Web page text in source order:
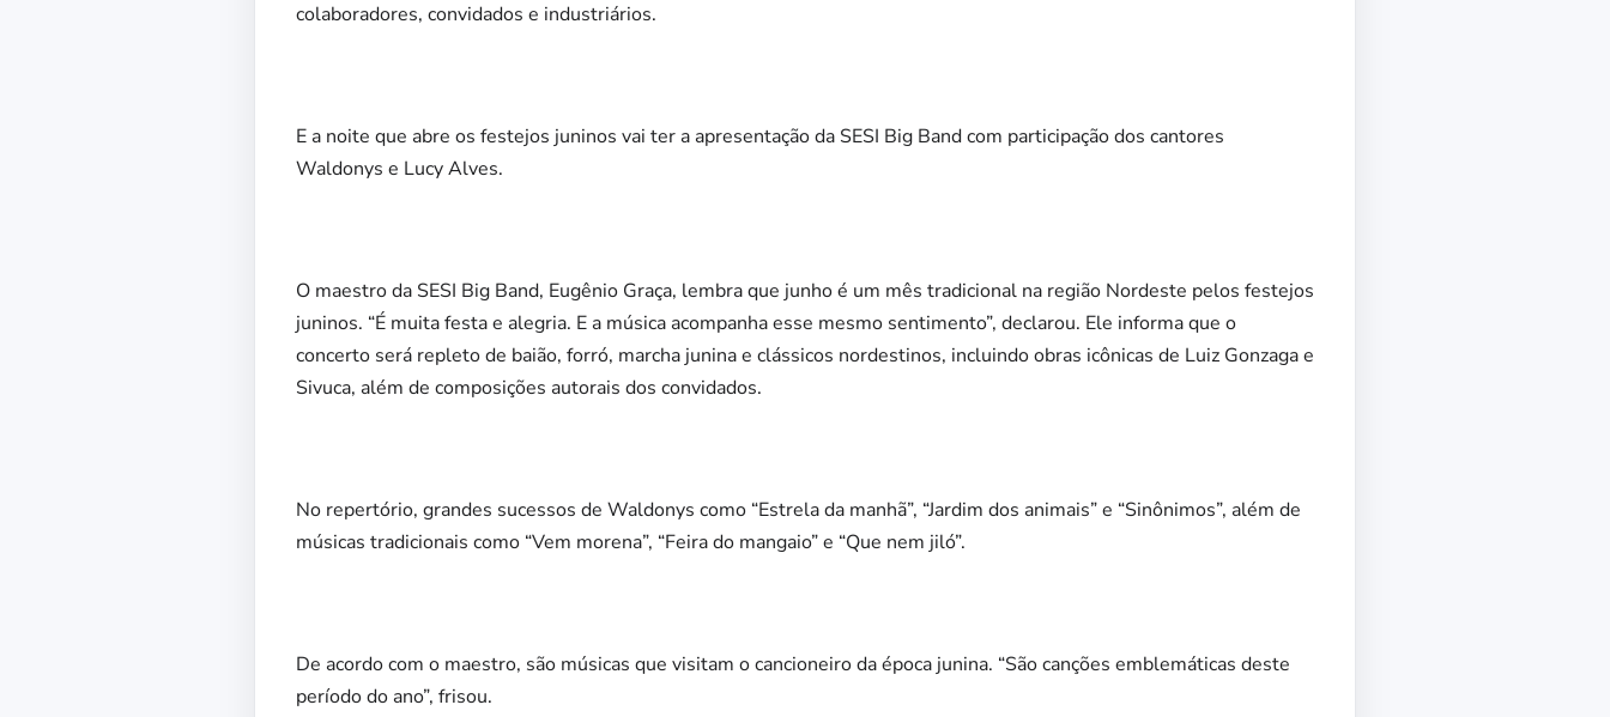
colaboradores, convidados e industriários.
E a noite que abre os festejos juninos vai ter a apresentação da SESI Big Band com participação dos cantores
Waldonys e Lucy Alves.
O maestro da SESI Big Band, Eugênio Graça, lembra que junho é um mês tradicional na região Nordeste pelos festejos
juninos. “É muita festa e alegria. E a música acompanha esse mesmo sentimento”, declarou. Ele informa que o
concerto será repleto de baião, forró, marcha junina e clássicos nordestinos, incluindo obras icônicas de Luiz Gonzaga e
Sivuca, além de composições autorais dos convidados.
No repertório, grandes sucessos de Waldonys como “Estrela da manhã”, “Jardim dos animais” e “Sinônimos”, além de
músicas tradicionais como “Vem morena”, “Feira do mangaio” e “Que nem jiló”.
De acordo com o maestro, são músicas que visitam o cancioneiro da época junina. “São canções emblemáticas deste
período do ano”, frisou.